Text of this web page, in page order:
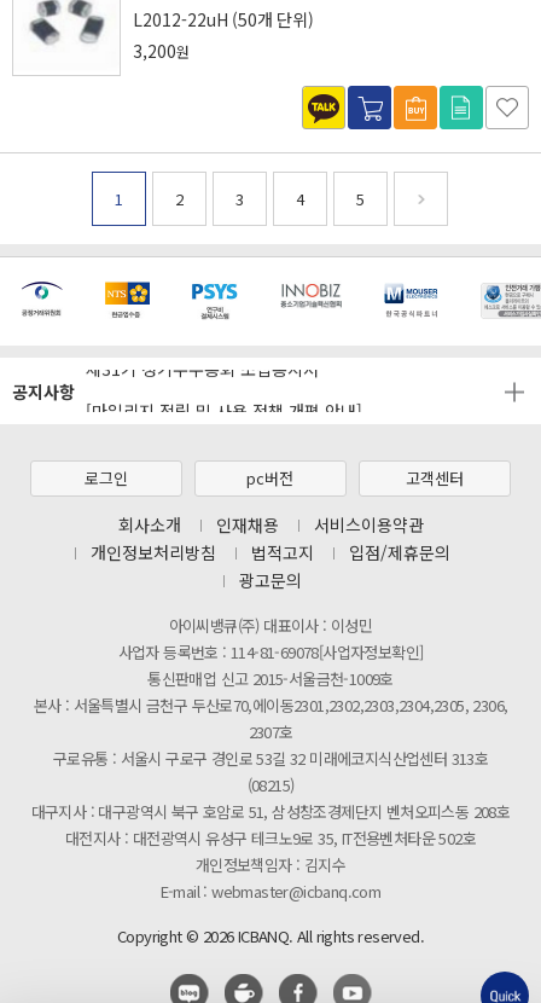
L2012-22uH (50개 단위)
3,200원
1 2 3 4 5
공지사항
[마일리지 적립 및 사용 정책 개편 안내]
[2026년 8월 신용카드 무이자 행사 안내]
제31기 정기주주총회 소집통지서
[마일리지 적립 및 사용 정책 개편 안내]
로그인 pc버전 고객센터
회사소개 인재채용
서비스이용약관
개인정보처리방침
법적고지
입점/제휴문의
광고문의
아이씨뱅큐(주) 대표이사 : 이성민
사업자 등록번호 : 114-81-69078[사업자정보확인]
통신판매업 신고 2015-서울금천-1009호
본사 : 서울특별시 금천구 두산로70,에이동2301,2302,2303,2304,2305, 2306,
2307호
구로유통 : 서울시 구로구 경인로 53길 32 미래에코지식산업센터 313호
(08215)
대구지사 : 대구광역시 북구 호암로 51, 삼성창조경제단지 벤처오피스동 208호
대전지사 : 대전광역시 유성구 테크노9로 35, IT전용벤처타운 502호
개인정보책임자 : 김지수
E-mail : webmaster@icbanq.com
Copyright © 2026 ICBANQ. All rights reserved.